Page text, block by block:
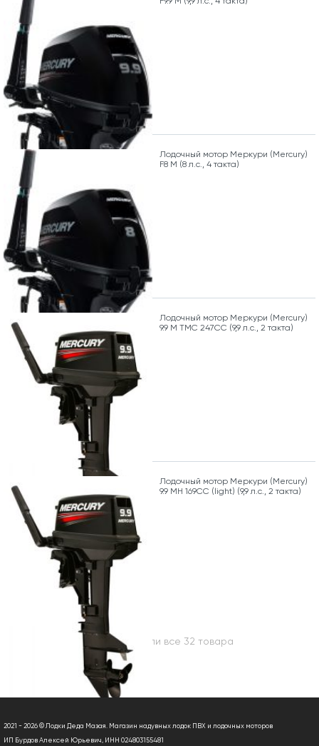
Лодочный мотор Меркури (Mercury)
F8 M (8 л.с., 4 такта)
Лодочный мотор Меркури (Mercury)
9.9 M TMC 247CC (9,9 л.с., 2 такта)
Лодочный мотор Меркури (Mercury)
9.9 MH 169CC (light) (9,9 л.с., 2 такта)
Вы посмотрели все 32 товара
2021 - 2026 © Лодки Деда Мазая. Магазин надувных лодок ПВХ и лодочных моторов
ИП Бурдов Алексей Юрьевич, ИНН 024803155481